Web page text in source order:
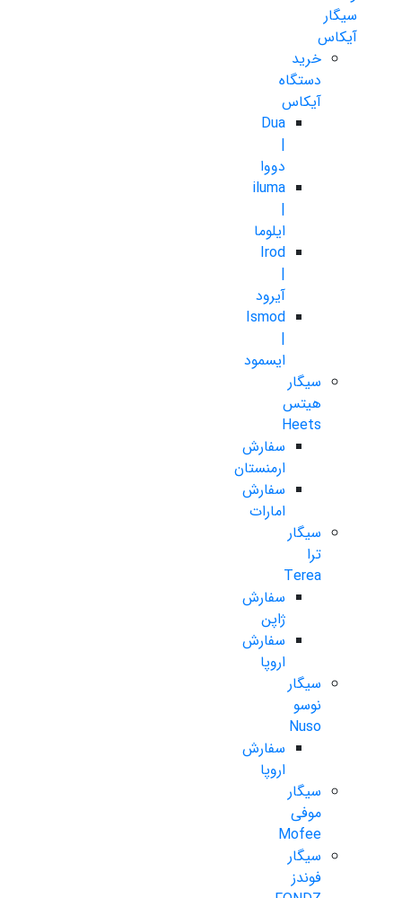
سیگار
آیکاس
خرید
دستگاه
آیکاس
Dua
|
دووا
iluma
|
ایلوما
Irod
|
آیرود
Ismod
|
ایسمود
سیگار
هیتس
Heets
سفارش
ارمنستان
سفارش
امارات
سیگار
ترا
Terea
سفارش
ژاپن
سفارش
اروپا
سیگار
نوسو
Nuso
سفارش
اروپا
سیگار
موفی
Mofee
سیگار
فوندز